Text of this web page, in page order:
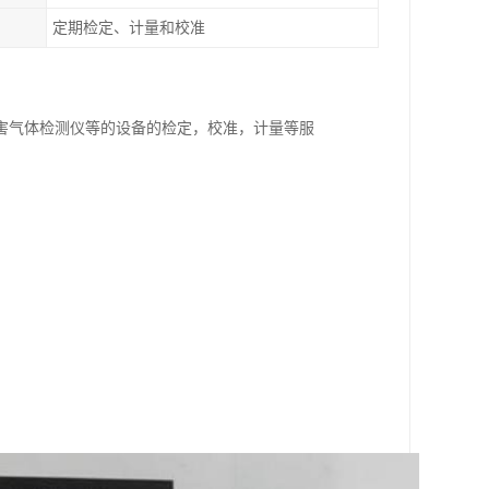
定期检定、计量和校准
体检测仪等的设备的检定，校准，计量等服